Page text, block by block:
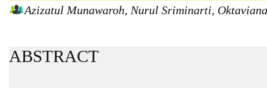
Azizatul Munawaroh, Nurul Sriminarti,
ABSTRACT